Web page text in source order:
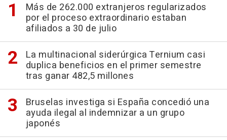
Más de 262.000 extranjeros regularizados
por el proceso extraordinario estaban
afiliados a 30 de julio
La multinacional siderúrgica Ternium casi
duplica beneficios en el primer semestre
tras ganar 482,5 millones
Bruselas investiga si España concedió una
ayuda ilegal al indemnizar a un grupo
japonés